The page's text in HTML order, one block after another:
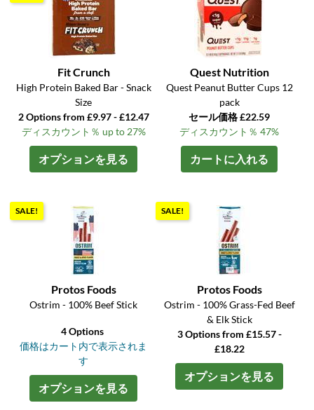
Fit Crunch
High Protein Baked Bar - Snack
Size
2 Options from £9.97 - £12.47
ディスカウント％ up to 27%
オプションを見る
Quest Nutrition
Quest Peanut Butter Cups 12
pack
セール価格 £22.59
ディスカウント％ 47%
カートに入れる
SALE!
Protos Foods
Ostrim - 100% Beef Stick
4 Options
価格はカート内で表示されま
す
オプションを見る
SALE!
Protos Foods
Ostrim - 100% Grass-Fed Beef
& Elk Stick
3 Options from £15.57 -
£18.22
オプションを見る